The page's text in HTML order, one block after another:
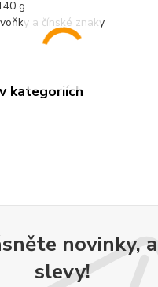
g
a čínské znaky
kategoriích
novinky,
slevy!